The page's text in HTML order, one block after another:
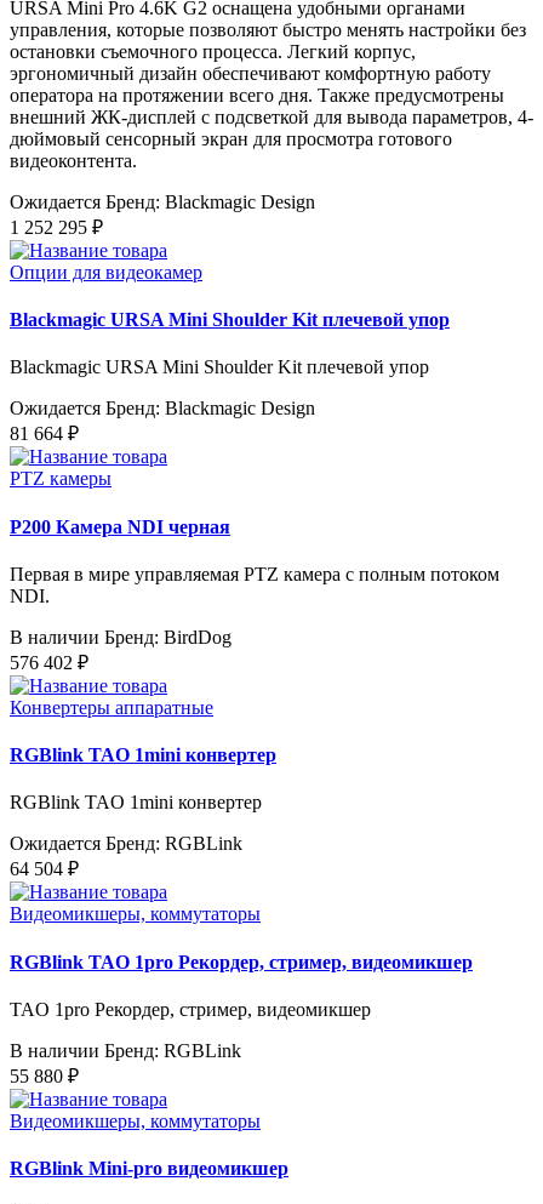
URSA Mini Pro 4.6K G2 оснащена удобными органами
управления, которые позволяют быстро менять настройки без
остановки съемочного процесса. Легкий корпус,
эргономичный дизайн обеспечивают комфортную работу
оператора на протяжении всего дня. Также предусмотрены
внешний ЖК-дисплей с подсветкой для вывода параметров, 4-
дюймовый сенсорный экран для просмотра готового
видеоконтента.
Ожидается Бренд: Blackmagic Design
1 252 295 ₽
Опции для видеокамер
Blackmagic URSA Mini Shoulder Kit плечевой упор
Blackmagic URSA Mini Shoulder Kit плечевой упор
Ожидается Бренд: Blackmagic Design
81 664 ₽
PTZ камеры
P200 Камера NDI черная
Первая в мире управляемая PTZ камера с полным потоком
NDI.
В наличии Бренд: BirdDog
576 402 ₽
Конвертеры аппаратные
RGBlink TAO 1mini конвертер
RGBlink TAO 1mini конвертер
Ожидается Бренд: RGBLink
64 504 ₽
Видеомикшеры, коммутаторы
RGBlink TAO 1pro Рекордер, стример, видеомикшер
TAO 1pro Рекордер, стример, видеомикшер
В наличии Бренд: RGBLink
55 880 ₽
Видеомикшеры, коммутаторы
RGBlink Mini-pro видеомикшер